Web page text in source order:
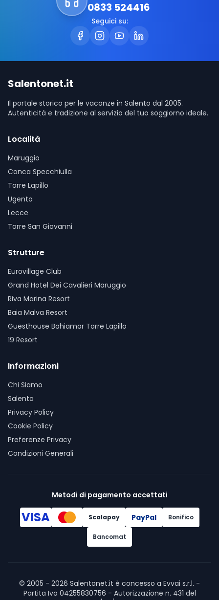
0833 524416
Seguici su:
Salentonet.it
Il portale storico per le vacanze in Salento dal 2005.
Autenticità e tradizione al servizio del tuo soggiorno ideale.
Località
Maruggio
Conca Specchiulla
Torre Lapillo
Ugento
Lecce
Torre San Giovanni
Strutture
Eurovillage Club
Grand Hotel Dei Cavalieri Maruggio
Riva Marina Resort
Baia Malva Resort
Guesthouse Bahiamar Torre Lapillo
19 Resort
Informazioni
Chi Siamo
Salento
Privacy Policy
Cookie Policy
Preferenze Privacy
Condizioni Generali
Metodi di pagamento accettati
VISA Scalapay PayPal Bonifico
Bancomat
© 2005 - 2026 Salentonet.it è concesso a Evvai s.r.l. -
Partita Iva 04255830756 - Autorizzazione n. 431 del